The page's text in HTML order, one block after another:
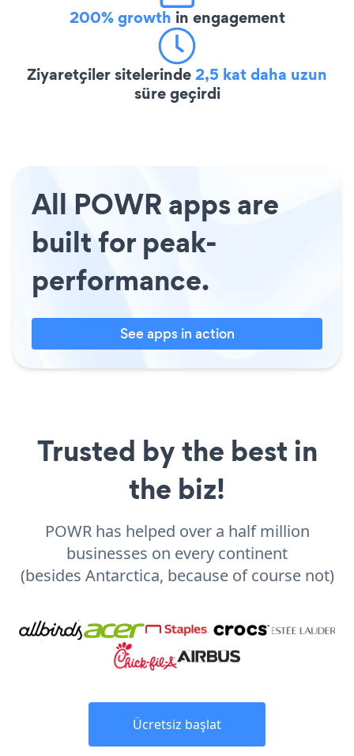
200% growth in engagement
Ziyaretçiler sitelerinde2,5 kat daha uzun
süre geçirdi
All POWR apps are
built for peak-
performance.
See apps in action
Trusted by the best in
the biz!
POWR has helped over a half million
businesses on every continent
(besides Antarctica, because of course not)
Ücretsiz başlat